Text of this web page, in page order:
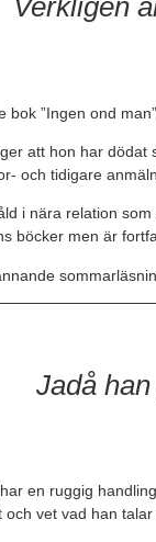
Verkligen
bok ”Ingen ond
att hon har
och tidigare
i nära relation
böcker men är
Jadå
en ruggig
vet vad han